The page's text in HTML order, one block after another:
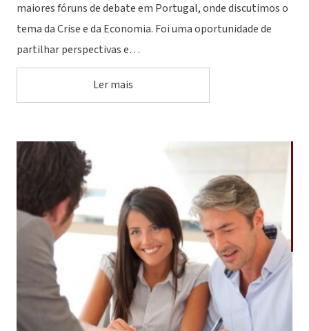
maiores fóruns de debate em Portugal, onde discutimos o
tema da Crise e da Economia. Foi uma oportunidade de
partilhar perspectivas e…
Ler mais